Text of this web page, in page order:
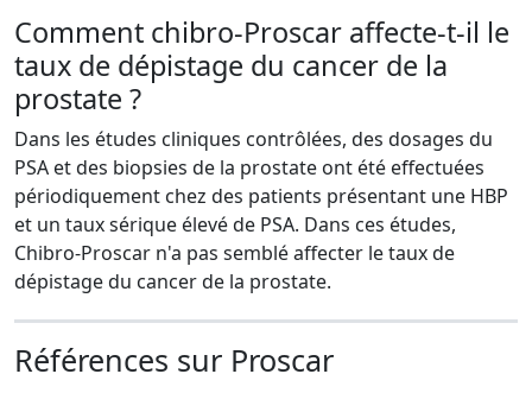
Comment chibro-Proscar affecte-t-il le
taux de dépistage du cancer de la
prostate ?
Dans les études cliniques contrôlées, des dosages du
PSA et des biopsies de la prostate ont été effectuées
périodiquement chez des patients présentant une HBP
et un taux sérique élevé de PSA. Dans ces études,
Chibro-Proscar n'a pas semblé affecter le taux de
dépistage du cancer de la prostate.
Références sur Proscar